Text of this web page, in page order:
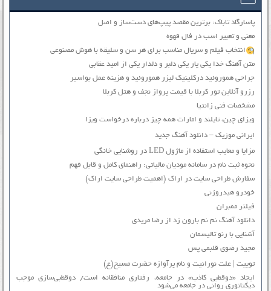
پاسارگاد تاباک: برترین مقصد پیپ‌های دست‌ساز و اصل
معنی و تعبیر اسب در فال قهوه
انتخاب فیلم و سریال مناسب برای هر سن و سلیقه با هوش مصنوعی
متن آهنگ خدا یکی یار یکی دلبر و دلدار یکی از امید عقابی
جراحی هموروئید درکلینیک لیزر هموروئید و هزینه عمل بواسیر
رزرو آنلاین تور کربلا با قیمت پرواز نجف و هتل کربلا
مشخصات فنی زانتیا
ویزای چین، تایلند و امارات همه چیز درباره درخواست ویزا
ایرانی موزیک – دانلود آهنگ جدید
مزایا و معایب استفاده از ماژول LED در روشنایی خانگی
نحوه ثبت نام در سامانه مودیان مالیاتی: راهنمای کامل و قابل فهم
سفارش طراحی سایت در اراک (اهمیت طراحی سایت اراک)
خودرو هیدروژنی
فیلتر ممبران
دانلود آهنگ نم نم بارون زد از رضا مریدی
آشنایی با رنو تالیسمان
مجید رضوی قلبمی پس
توییت | علت نورانیت و نام پرآوازه حضرت مسیح(ع)
ایجاد «دوقطبی کاذب» در جامعه، رفتاری منافقانه است/ دوقطبی‌سازی موجب
دیکتاتوری روانی در جامعه می‌شود